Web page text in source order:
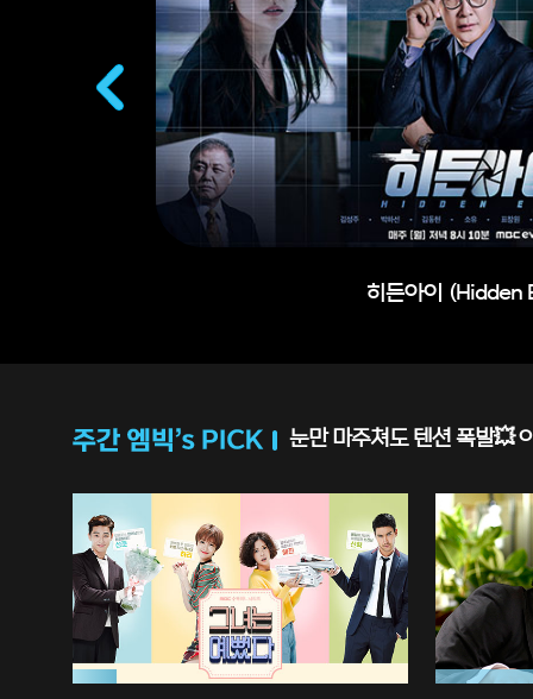
수사반장
눈만 마주쳐도 텐션 폭발💥
13%
76%